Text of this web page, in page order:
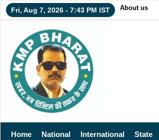
Fri, Aug 7, 2026 - 7:43 PM IST About us
Home National International State